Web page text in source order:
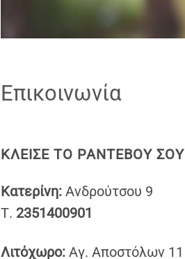
Επικοινωνία
ΚΛΕΙΣΕ ΤΟ ΡΑΝΤΕΒΟΥ ΣΟΥ
Κατερίνη: Ανδρούτσου 9
Τ. 2351400901
Λιτόχωρο: Αγ. Αποστόλων 11